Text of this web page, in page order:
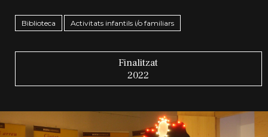
Biblioteca Activitats infantils i/o familiars
Finalitzat
2022